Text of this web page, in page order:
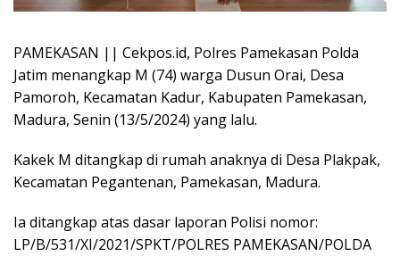
PAMEKASAN || Cekpos.id, Polres Pamekasan Polda
Jatim menangkap M (74) warga Dusun Orai, Desa
Pamoroh, Kecamatan Kadur, Kabupaten Pamekasan,
Madura, Senin (13/5/2024) yang lalu.
Kakek M ditangkap di rumah anaknya di Desa Plakpak,
Kecamatan Pegantenan, Pamekasan, Madura.
Ia ditangkap atas dasar laporan Polisi nomor:
LP/B/531/XI/2021/SPKT/POLRES PAMEKASAN/POLDA